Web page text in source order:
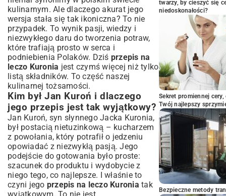
Kuronia
Jak przechowywać leczo Kuronia? Porady i
wskazówki
Czy leczo Kuronia można zamrozić?
Sposoby na zagęszczenie leczo Kuronia
Podsumowanie: Dlaczego warto zrobić
leczo Kuronia?
kulinarnym. Ale dlaczego akurat jego
wersja stała się tak ikoniczna? To nie
przypadek. To wynik pasji, wiedzy i
niezwykłego daru do tworzenia potraw,
które trafiają prosto w serca i
podniebienia Polaków. Dziś przepis na
leczo Kuronia jest czymś więcej niż tylko
listą składników. To część naszej
kulinarnej tożsamości.
Kim był Jan Kuroń i dlaczego
jego przepis jest tak wyjątkowy?
Jan Kuroń, syn słynnego Jacka Kuronia,
był postacią nietuzinkową – kucharzem
z powołania, który potrafił o jedzeniu
opowiadać z niezwykłą pasją. Jego
podejście do gotowania było proste:
szacunek do produktu i wydobycie z
niego tego, co najlepsze. I właśnie to
czyni jego przepis na leczo Kuronia tak
twarzy, by cieszyć się
niedoskonałości?
Sekret promiennej
Twój najlepszy
Bezpieczne metody